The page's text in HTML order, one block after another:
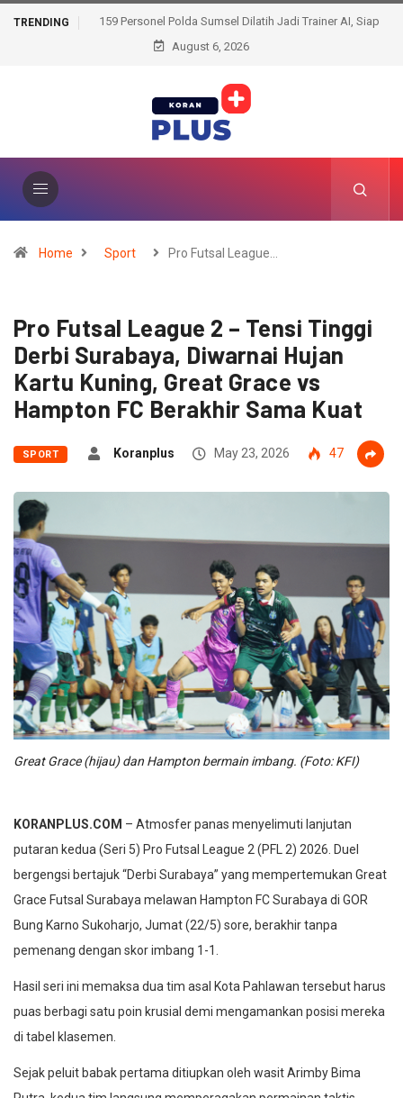
TRENDING
159 Personel Polda Sumsel Dilatih Jadi Trainer AI, Siap
Bentengi Pelajar dari Ancaman Dunia Digital
August 6, 2026
Home Sport Pro Futsal League…
Pro Futsal League 2 – Tensi Tinggi
Derbi Surabaya, Diwarnai Hujan
Kartu Kuning, Great Grace vs
Hampton FC Berakhir Sama Kuat
SPORT Koranplus May 23, 2026 47
Great Grace (hijau) dan Hampton bermain imbang. (Foto: KFI)
KORANPLUS.COM – Atmosfer panas menyelimuti lanjutan
putaran kedua (Seri 5) Pro Futsal League 2 (PFL 2) 2026. Duel
bergengsi bertajuk “Derbi Surabaya” yang mempertemukan Great
Grace Futsal Surabaya melawan Hampton FC Surabaya di GOR
Bung Karno Sukoharjo, Jumat (22/5) sore, berakhir tanpa
pemenang dengan skor imbang 1-1.
Hasil seri ini memaksa dua tim asal Kota Pahlawan tersebut harus
puas berbagi satu poin krusial demi mengamankan posisi mereka
di tabel klasemen.
Sejak peluit babak pertama ditiupkan oleh wasit Arimby Bima